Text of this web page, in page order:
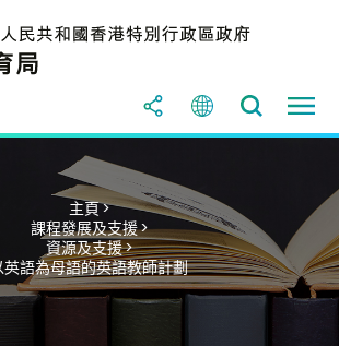
主頁 >
課程發展及支援 >
資源及支援 >
英語為母語的英語教師計劃